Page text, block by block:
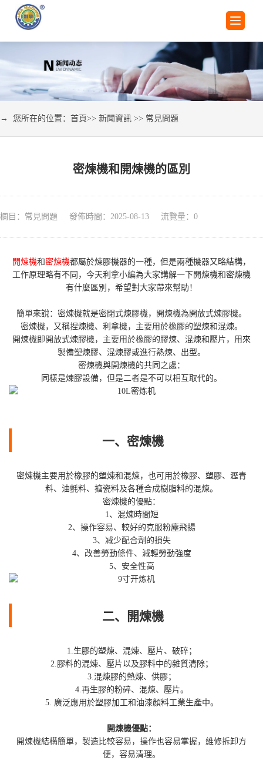
→ 您所在的位置： 首頁>> 新聞資訊 >> 常見問題
密煉機和開煉機的區別
欄目：常見問題 發佈時間：2025-08-13 流覽量： 0
開煉機和密煉機都屬於煉膠機器的一種，但是兩種機器又略結構，
工作原理略有不同，今天利拿小編為大家講解一下開煉機和密煉機
有什麼區別，希望對大家帶來幫助！
簡單來說：密煉機就是密閉式煉膠機，開煉機為開放式煉膠機。
密煉機，又稱捏煉機、利拿機，主要用於橡膠的塑煉和混煉。
開煉機即開放式煉膠機，主要用於橡膠的膠煉、混煉和壓片，用來
製備塑煉膠、混煉膠或進行熱煉、出型。
密煉機與開煉機的共同之處：
同樣是煉膠設備，但是二者是不可以相互取代的。
一、密煉機
密煉機主要用於橡膠的塑煉和混煉，也可用於橡膠、塑膠、瀝青
料、油氈料、搪瓷料及各種合成樹脂料的混煉。
密煉機的優點：
1、混煉時間短
2、操作容易、較好的克服粉塵飛揚
3、减少配合劑的損失
4、改善勞動條件、減輕勞動強度
5、安全性高
二、開煉機
1.生膠的塑煉、混煉、壓片、破碎；
2.膠料的混煉、壓片以及膠料中的雜質清除；
3.混煉膠的熱煉、供膠；
4.再生膠的粉碎、混煉、壓片。
5. 廣泛應用於塑膠加工和油漆顏料工業生產中。
開煉機優點：
開煉機結構簡單，製造比較容易，操作也容易掌握，維修拆卸方
便，容易清理。